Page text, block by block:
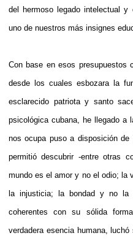
del hermoso legado intelectual y
uno de nuestros más insignes
Con base en esos presupuestos
desde los cuales esbozara la
esclarecido patriota y santo
psicológica cubana, he llegado a
nos ocupa puso a disposición
permitió descubrir -entre otras
mundo es el amor y no el odio; la
la injusticia; la bondad y no la
coherentes con su sólida
verdadera esencia humana,